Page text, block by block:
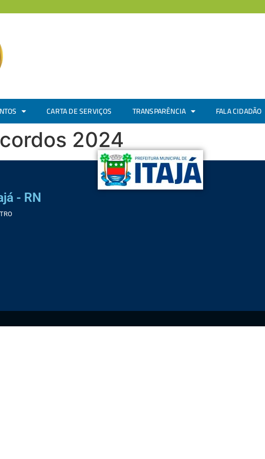
CARTA DE SERVIÇOS TRANSPARÊNCIA FALA CIDADÃO
2024
- RN